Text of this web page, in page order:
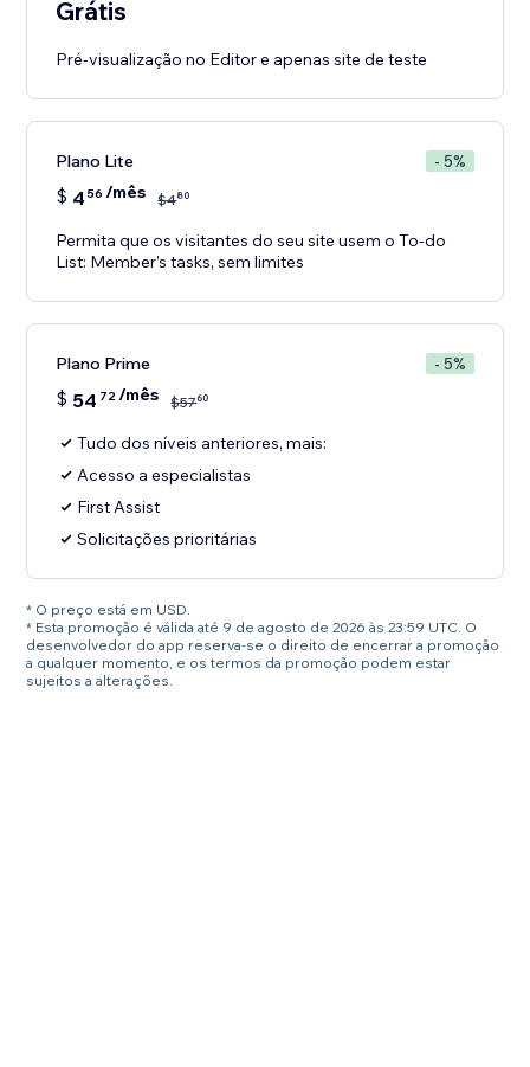
Grátis
Pré-visualização no Editor e apenas site de teste
Plano Lite - 5%
$ 4 56 /mês $480
Permita que os visitantes do seu site usem o To-do
List: Member's tasks, sem limites
Plano Prime - 5%
$ 54 72/mês $5760
Tudo dos níveis anteriores, mais:
Acesso a especialistas
First Assist
Solicitações prioritárias
* O preço está em USD.
* Esta promoção é válida até 9 de agosto de 2026 às 23:59 UTC. O
desenvolvedor do app reserva-se o direito de encerrar a promoção
a qualquer momento, e os termos da promoção podem estar
sujeitos a alterações.